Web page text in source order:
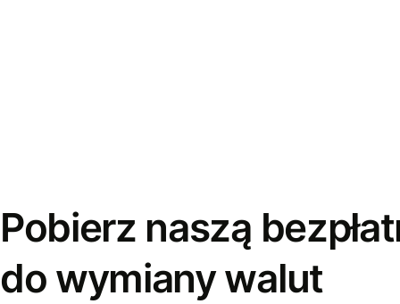
Pobierz naszą
do wymiany walut